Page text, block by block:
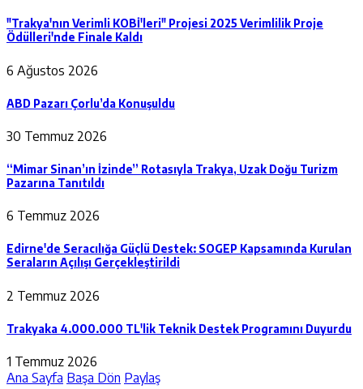
"Trakya'nın Verimli KOBİ'leri" Projesi 2025 Verimlilik Proje
Ödülleri'nde Finale Kaldı
6 Ağustos 2026
ABD Pazarı Çorlu’da Konuşuldu
30 Temmuz 2026
“Mimar Sinan’ın İzinde” Rotasıyla Trakya, Uzak Doğu Turizm
Pazarına Tanıtıldı
6 Temmuz 2026
Edirne'de Seracılığa Güçlü Destek: SOGEP Kapsamında Kurulan
Seraların Açılışı Gerçekleştirildi
2 Temmuz 2026
Trakyaka 4.000.000 TL'lik Teknik Destek Programını Duyurdu
1 Temmuz 2026
Ana Sayfa Başa Dön Paylaş